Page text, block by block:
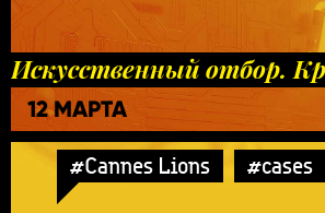
Искусственный отбор.
12 МАРТА
#Cannes Lions #cases